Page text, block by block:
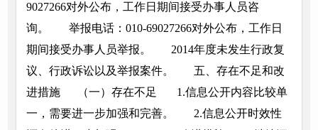
9027266对外公布，工作日期间接受办事人员咨
询。 举报电话：010-69027266对外公布，工作日
期间接受办事人员举报。 2014年度未发生行政复
议、行政诉讼以及举报案件。 五、存在不足和改
进措施 （一）存在不足 1.信息公开内容比较单
一，需要进一步加强和完善。 2.信息公开时效性